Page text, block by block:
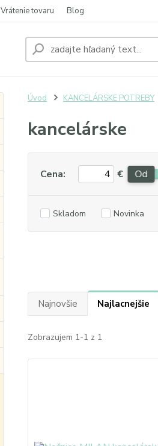
Vrátenie tovaru Blog
Úvod KANCELÁRSKE POTREBY
kancelárske
Cena: € Od
Skladom Novinka
Najnovšie Najlacnejšie
Zobrazujem 1-1 z 1